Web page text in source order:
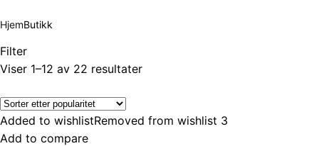
HjemButikk
Filter
Viser 1–12 av 22 resultaterSortert
Added to wishlistRemoved from wishlist 3
Add to compare